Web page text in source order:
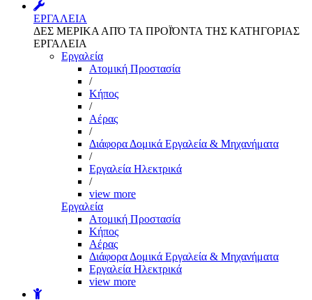
ΕΡΓΑΛΕΙΑ
ΔΕΣ ΜΕΡΙΚΑ ΑΠΌ ΤΑ ΠΡΟΪΌΝΤΑ ΤΗΣ ΚΑΤΗΓΟΡΙΑΣ
ΕΡΓΑΛΕΙΑ
Εργαλεία
Aτομική Προστασία
/
Kήπος
/
Αέρας
/
Διάφορα Δομικά Εργαλεία & Μηχανήματα
/
Εργαλεία Ηλεκτρικά
/
view more
Εργαλεία
Aτομική Προστασία
Kήπος
Αέρας
Διάφορα Δομικά Εργαλεία & Μηχανήματα
Εργαλεία Ηλεκτρικά
view more